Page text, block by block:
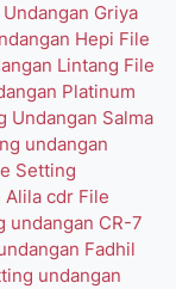
Griya
Hepi File
Lintang File
Platinum
Undangan Salma
undangan
Setting
Alila cdr File
undangan CR-7
Fadhil
undangan